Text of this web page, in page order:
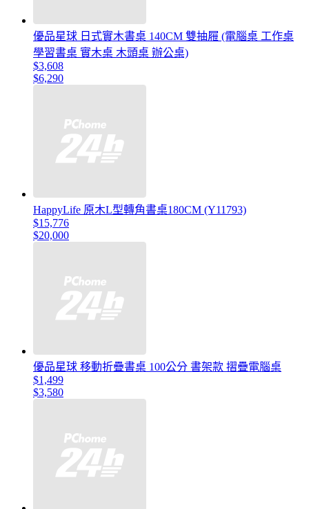
優品星球 日式實木書桌 140CM 雙抽屜 (電腦桌 工作桌
學習書桌 實木桌 木頭桌 辦公桌)
$3,608
$6,290
HappyLife 原木L型轉角書桌180CM (Y11793)
$15,776
$20,000
優品星球 移動折疊書桌 100公分 書架款 摺疊電腦桌
$1,499
$3,580